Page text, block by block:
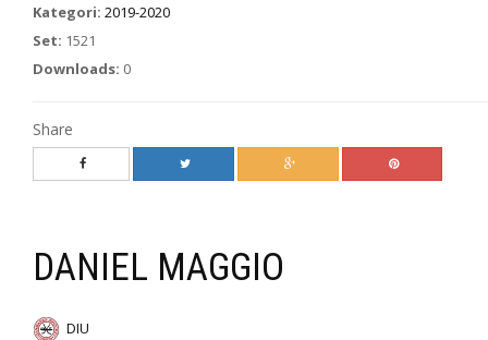
Kategori: 2019-2020
Set: 1521
Downloads: 0
Share
DANIEL MAGGIO
DIU